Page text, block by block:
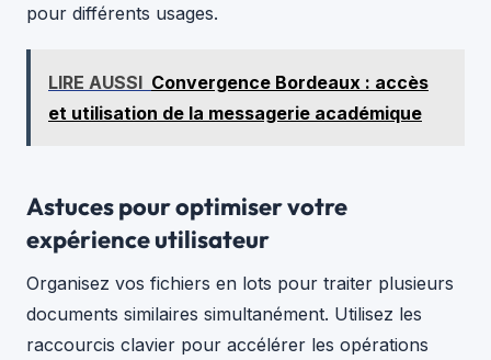
pour différents usages.
LIRE AUSSI Convergence Bordeaux : accès
et utilisation de la messagerie académique
Astuces pour optimiser votre
expérience utilisateur
Organisez vos fichiers en lots pour traiter plusieurs
documents similaires simultanément. Utilisez les
raccourcis clavier pour accélérer les opérations